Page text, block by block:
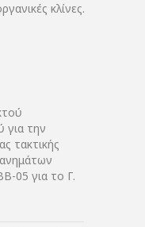
κλίνες.
για την
τακτικής
05 για το Γ.